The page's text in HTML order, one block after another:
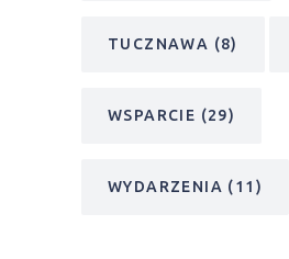
TUCZNAWA (8)
WSPARCIE (29)
WYDARZENIA (11)